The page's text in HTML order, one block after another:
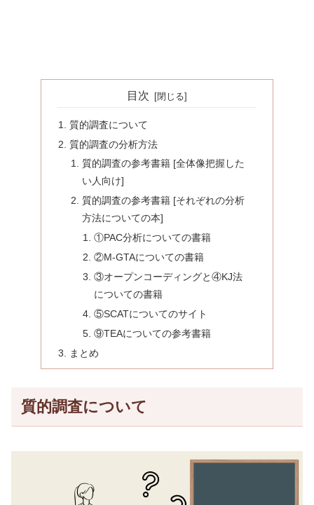
目次
質的調査について
質的調査の分析方法
質的調査の参考書籍 [全体像把握した
い人向け]
質的調査の参考書籍 [それぞれの分析
方法についての本]
①PAC分析についての書籍
②M-GTAについての書籍
③オープンコーディングと④KJ法
についての書籍
⑤SCATについてのサイト
⑨TEAについての参考書籍
まとめ
質的調査について